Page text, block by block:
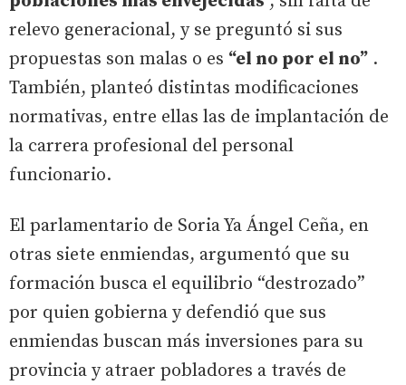
relevo generacional, y se preguntó si sus
propuestas son malas o es “el no por el no” .
También, planteó distintas modificaciones
normativas, entre ellas las de implantación de
la carrera profesional del personal
funcionario.
El parlamentario de Soria Ya Ángel Ceña, en
otras siete enmiendas, argumentó que su
formación busca el equilibrio “destrozado”
por quien gobierna y defendió que sus
enmiendas buscan más inversiones para su
provincia y atraer pobladores a través de